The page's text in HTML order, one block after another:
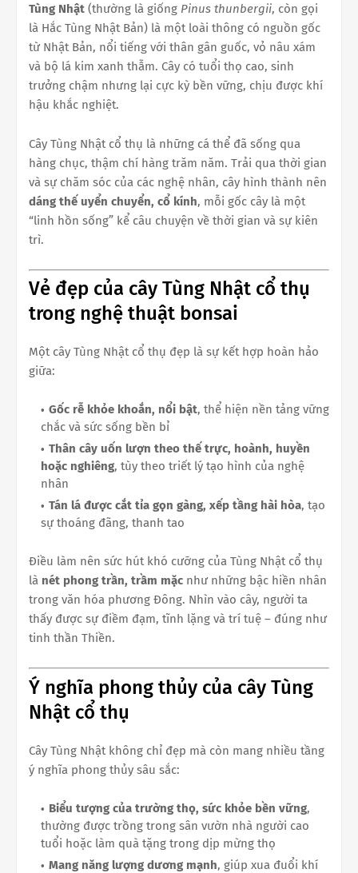
Tùng Nhật (thường là giống Pinus thunbergii, còn gọi
là Hắc Tùng Nhật Bản) là một loài thông có nguồn gốc
từ Nhật Bản, nổi tiếng với thân gân guốc, vỏ nâu xám
và bộ lá kim xanh thẫm. Cây có tuổi thọ cao, sinh
trưởng chậm nhưng lại cực kỳ bền vững, chịu được khí
hậu khắc nghiệt.
Cây Tùng Nhật cổ thụ là những cá thể đã sống qua
hàng chục, thậm chí hàng trăm năm. Trải qua thời gian
và sự chăm sóc của các nghệ nhân, cây hình thành nên
dáng thế uyển chuyển, cổ kính, mỗi gốc cây là một
“linh hồn sống” kể câu chuyện về thời gian và sự kiên
trì.
Vẻ đẹp của cây Tùng Nhật cổ thụ
trong nghệ thuật bonsai
Một cây Tùng Nhật cổ thụ đẹp là sự kết hợp hoàn hảo
giữa:
Gốc rễ khỏe khoắn, nổi bật, thể hiện nền tảng vững
chắc và sức sống bền bỉ
Thân cây uốn lượn theo thế trực, hoành, huyền
hoặc nghiêng, tùy theo triết lý tạo hình của nghệ
nhân
Tán lá được cắt tỉa gọn gàng, xếp tầng hài hòa, tạo
sự thoáng đãng, thanh tao
Điều làm nên sức hút khó cưỡng của Tùng Nhật cổ thụ
là nét phong trần, trầm mặc như những bậc hiền nhân
trong văn hóa phương Đông. Nhìn vào cây, người ta
thấy được sự điềm đạm, tĩnh lặng và trí tuệ – đúng như
tinh thần Thiền.
Ý nghĩa phong thủy của cây Tùng
Nhật cổ thụ
Cây Tùng Nhật không chỉ đẹp mà còn mang nhiều tầng
ý nghĩa phong thủy sâu sắc:
Biểu tượng của trường thọ, sức khỏe bền vững,
thường được trồng trong sân vườn nhà người cao
tuổi hoặc làm quà tặng trong dịp mừng thọ
Mang năng lượng dương mạnh, giúp xua đuổi khí